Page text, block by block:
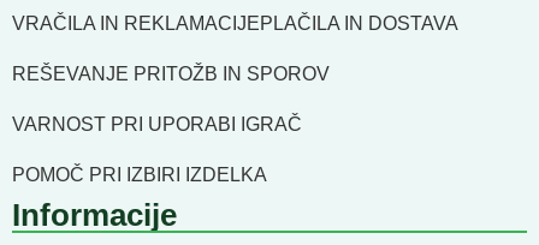
VRAČILA IN REKLAMACIJEPLAČILA IN DOSTAVA
REŠEVANJE PRITOŽB IN SPOROV
VARNOST PRI UPORABI IGRAČ
POMOČ PRI IZBIRI IZDELKA
Informacije